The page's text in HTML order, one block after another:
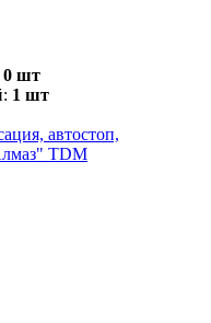
0 шт
1 шт
автостоп,
TDM